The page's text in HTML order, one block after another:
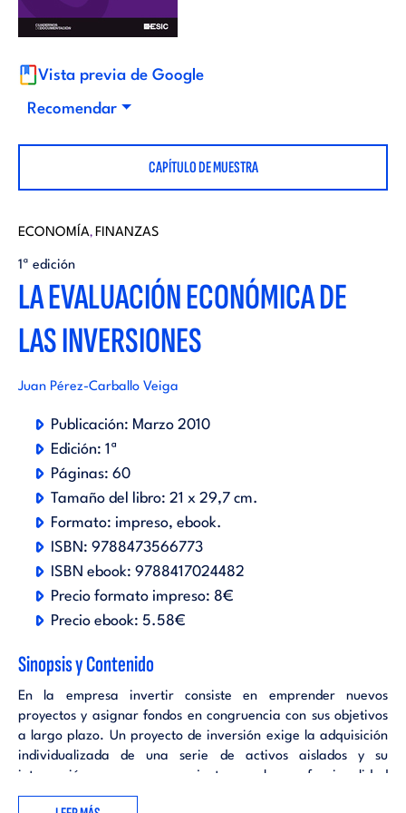
d
t
o
r
i
a
l
a
Vista previa de Google
Recomendar
CAPÍTULO DE MUESTRA
ECONOMÍA, FINANZAS
1ª edición
LA EVALUACIÓN ECONÓMICA DE
LAS INVERSIONES
Juan Pérez-Carballo Veiga
Publicación: Marzo 2010
Edición: 1ª
Páginas: 60
Tamaño del libro: 21 x 29,7 cm.
Formato: impreso ebook.
ISBN: 9788473566773
ISBN ebook: 9788417024482
Precio formato impreso: 8€
Precio ebook: 5.58€
Sinopsis y Contenido
En la empresa invertir consiste en emprender nuevos
proyectos y asignar fondos en congruencia con sus objetivos
a largo plazo. Un proyecto de inversión exige la adquisición
individualizada de una serie de activos aislados y su
integración, para que su conjunto cumpla una funcionalidad
específica, capaz de generar unas rentas superiores a la